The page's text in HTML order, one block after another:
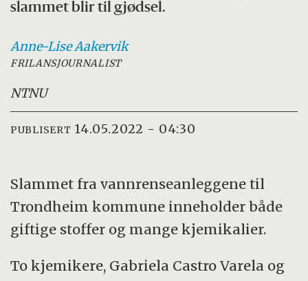
slammet blir til gjødsel.
Anne-LiseAakervik
FRILANSJOURNALIST
NTNU
PUBLISERT 14.05.2022 - 04:30
Slammet fra vannrenseanleggene til
Trondheim kommune inneholder både
giftige stoffer og mange kjemikalier.
To kjemikere, Gabriela Castro Varela og